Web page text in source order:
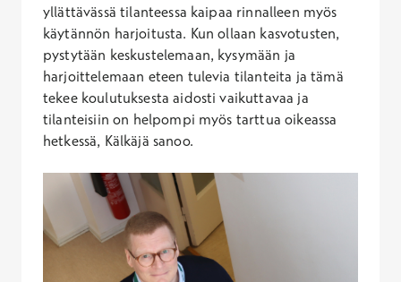
yllättävässä tilanteessa kaipaa rinnalleen myös
käytännön harjoitusta. Kun ollaan kasvotusten,
pystytään keskustelemaan, kysymään ja
harjoittelemaan eteen tulevia tilanteita ja tämä
tekee koulutuksesta aidosti vaikuttavaa ja
tilanteisiin on helpompi myös tarttua oikeassa
hetkessä, Kälkäjä sanoo.